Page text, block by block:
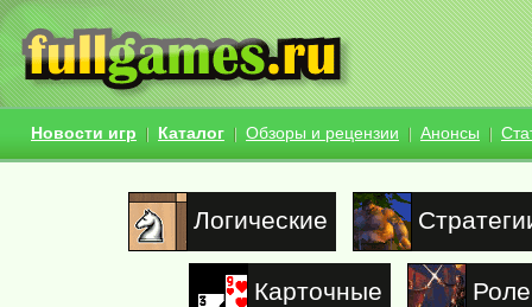
Новости игр Каталог Обзоры и рецензии Анонсы
Логические
Карточные